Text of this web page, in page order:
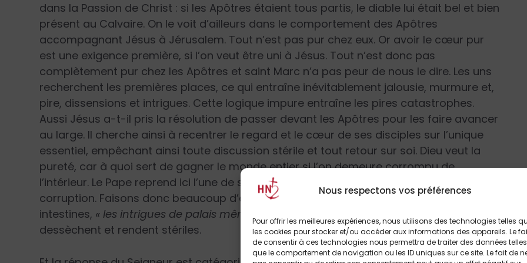
Nous respectons vos préférences
Pour offrir les meilleures expériences, nous utilisons des technologies telles
les cookies pour stocker et/ou accéder aux informations des appareils. Le
de consentir à ces technologies nous permettra de traiter des données telles
que le comportement de navigation ou les ID uniques sur ce site. Le fait de
dans la Passion de Christ : si les Apôtres étaient tous partis, le diable lui était bel et bien
présent au Calvaire. On le voit d’ailleurs dans le comportement des Apôtres
accompagnant Jésus à Jérusalem. Tout n’est pas pur chez eux. Or avoir le cœur pur
est une exigence première, si l’on veut être uni à Jésus. Tout n’est donc pas
complètement pur chez les Apôtres et saint Marc n’a pas peur de nous le dire. Les uns
recherchent les premières places, ce qui entraîne inévitablement jalousie, murmure et,
pire, dissensions et intrigues. Cette logique impure entraîne les pires catastrophes.
Aussi Jésus a-t-il pris la résolution de passer devant les Apôtres pour les faire avancer
au large. Il cherche ainsi à recentrer le regard et le cœur de ses disciples sur l’unique
essentiel, empêchant ainsi toute discussion stérile et tout retour sur soi. Dieu veut la
pureté, car à quoi sert de gagner le monde entier si l’on demeure corrompu de
l’intérieur. Le Pape reprend ici l’une de ses grandes idées : tout faire pour combattre la
corruption. Faisons donc beaucoup d’effort pour repousser toutes les querelles
intestines, « les intrigues de palais même ecclésiastiques si asphyxiantes »
dessèchent et rendent stériles.